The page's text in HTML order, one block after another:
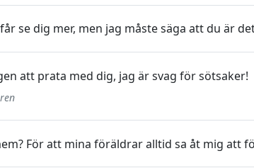
se dig mer, men jag måste säga att du är
att prata med dig, jag är svag för sötsaker!
För att mina föräldrar alltid sa åt mig att